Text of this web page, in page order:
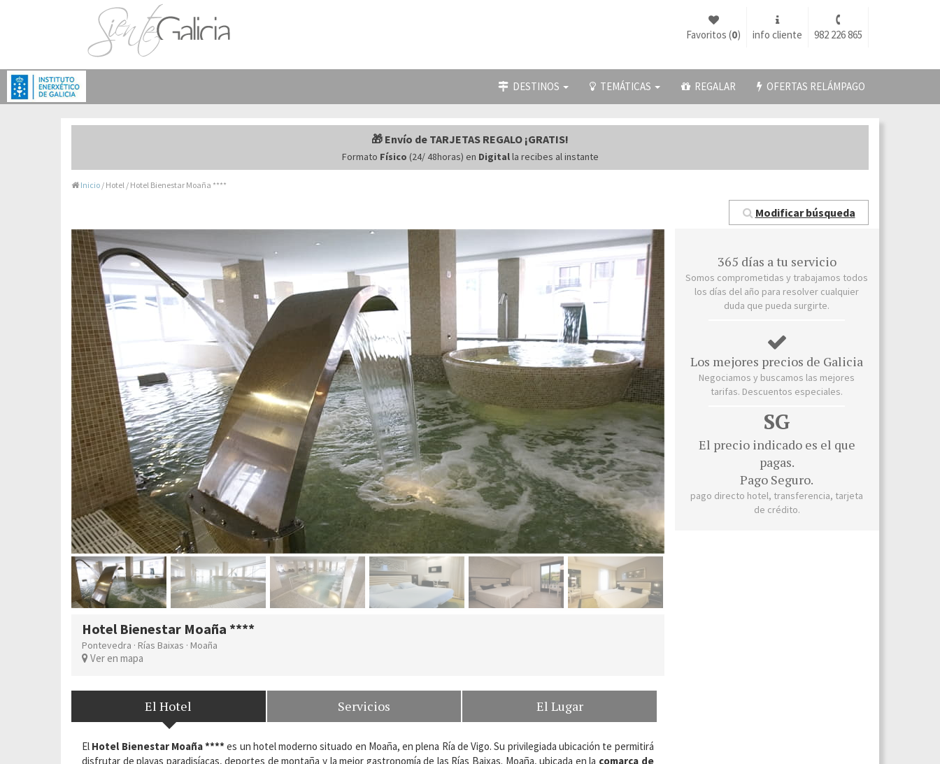
982 226 865
info cliente
Favoritos (0)
DESTINOS TEMÁTICAS REGALAR OFERTAS RELÁMPAGO
🎁 Envío de TARJETAS REGALO ¡GRATIS!
Formato Físico (24/ 48horas) en Digitalla recibes al instante
Inicio / Hotel / Hotel Bienestar Moaña ****
Modificar búsqueda
Hotel Bienestar Moaña ****
Pontevedra · Rías Baixas · Moaña
Ver en mapa
El Hotel Servicios El Lugar
El Hotel Bienestar Moaña ****es un hotel moderno situado en Moaña, en plena Ría de Vigo. Su privilegiada ubicación te permitirá
disfrutar de playas paradisíacas, deportes de montaña y la mejor gastronomía de las Rías Baixas. Moaña, ubicada en la comarca de
365 días a tu servicio
Somos comprometidas y trabajamos todos
los días del año para resolver cualquier
duda que pueda surgirte.
Los mejores precios de Galicia
Negociamos y buscamos las mejores
tarifas. Descuentos especiales.
SG
El precio indicado es el que
pagas.
Pago Seguro.
pago directo hotel, transferencia, tarjeta
de crédito.